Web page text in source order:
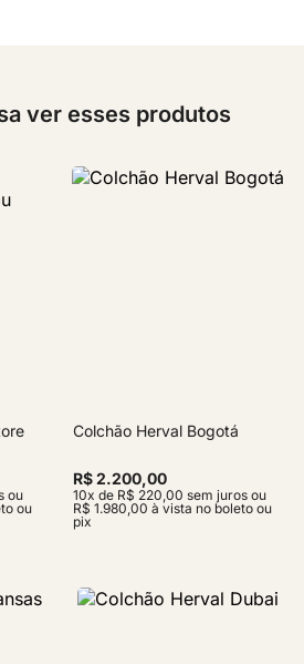
ver esses produtos
ou
ou
Colchão Herval Bogotá
R$ 2.200,00
10x de R$ 220,00 sem juros ou
R$ 1.980,00 à vista no boleto ou
pix